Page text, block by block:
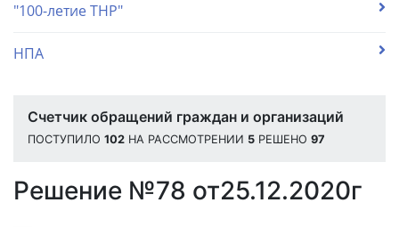
"100-летие ТНР"
НПА
Счетчик обращений граждан и организаций
ПОСТУПИЛО 102 НА РАССМОТРЕНИИ 5 РЕШЕНО 97
Решение №78 от25.12.2020г